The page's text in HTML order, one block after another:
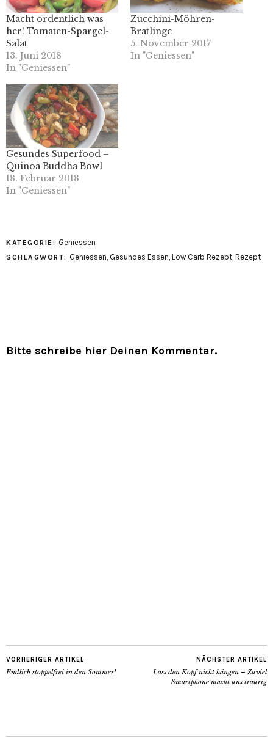
Macht ordentlich was
her! Tomaten-Spargel-
Salat
13. Juni 2018
In "Geniessen"
Zucchini-Möhren-
Bratlinge
5. November 2017
In "Geniessen"
Gesundes Superfood –
Quinoa Buddha Bowl
18. Februar 2018
In "Geniessen"
KATEGORIE: Geniessen
SCHLAGWORT: Geniessen Gesundes Essen Low Carb Rezept Rezept
Bitte schreibe hier Deinen Kommentar.
VORHERIGER ARTIKEL
Endlich stoppelfrei in den Sommer!
NÄCHSTER ARTIKEL
Lass den Kopf nicht hängen – Zuviel
Smartphone macht uns traurig